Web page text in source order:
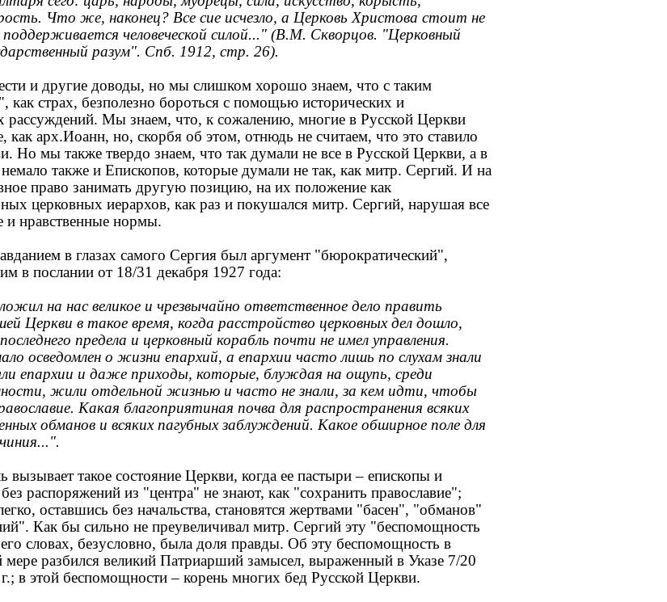
Что же, наконец? Все сие исчезло, а Церковь Христова стоит не
человеческой силой..." (В.М. Скворцов. "Церковный
разум". Спб. 1912, стр. 26).
и другие доводы, но мы слишком хорошо знаем, что с таким
как страх, безполезно бороться с помощью исторических и
рассуждений. Мы знаем, что, к сожалению, многие в Русской Церкви
как арх.Иоанн, но, скорбя об этом, отнюдь не считаем, что это ставило
Но мы также твердо знаем, что так думали не все в Русской Церкви, а в
также и Епископов, которые думали не так, как митр. Сергий. И на
право занимать другую позицию, на их положение как
церковных иерархов, как раз и покушался митр. Сергий, нарушая все
и нравственные нормы.
в глазах самого Сергия был аргумент "бюрократический",
в послании от 18/31 декабря 1927 года:
на нас великое и чрезвычайно ответственное дело править
Церкви в такое время, когда расстройство церковных дел дошло,
предела и церковный корабль почти не имел управления.
осведомлен о жизни епархий, а епархии часто лишь по слухам знали
епархии и даже приходы, которые, блуждая на ощупь, среди
жили отдельной жизнью и часто не знали, за кем идти, чтобы
Какая благоприятиная почва для распространения всяких
обманов и всяких пагубных заблуждений. Какое обширное поле для
вызывает такое состояние Церкви, когда ее пастыри – епископы и
распоряжений из "центра" не знают, как "сохранить православие";
оставшись без начальства, становятся жертвами "басен", "обманов"
Как бы сильно не преувеличивал митр. Сергий эту "беспомощность
словах, безусловно, была доля правды. Об эту беспомощность в
мере разбился великий Патриарший замысел, выраженный в Указе 7/20
в этой беспомощности – корень многих бед Русской Церкви.